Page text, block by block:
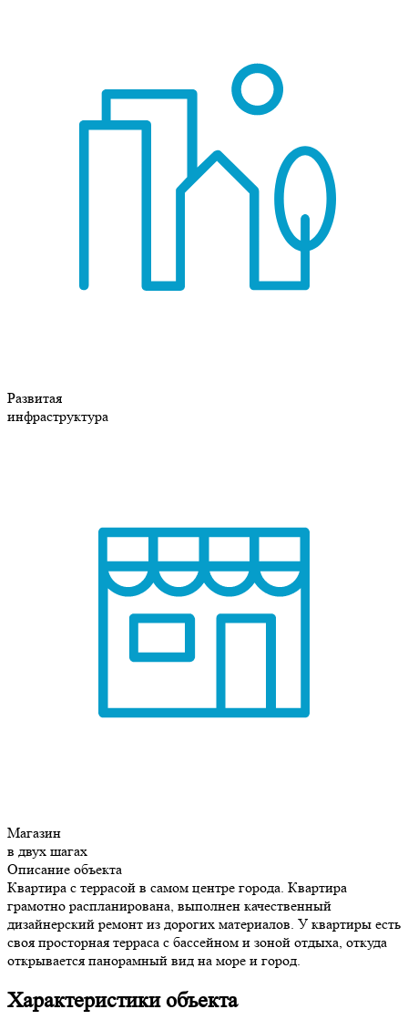
Развитая
инфраструктура
Магазин
в двух шагах
Описание объекта
Квартира с террасой в самом центре города. Квартира
грамотно распланирована, выполнен качественный
дизайнерский ремонт из дорогих материалов. У квартиры есть
своя просторная терраса с бассейном и зоной отдыха, откуда
открывается панорамный вид на море и город.
Характеристики объекта